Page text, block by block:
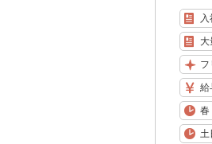
大
フ
給
春
土